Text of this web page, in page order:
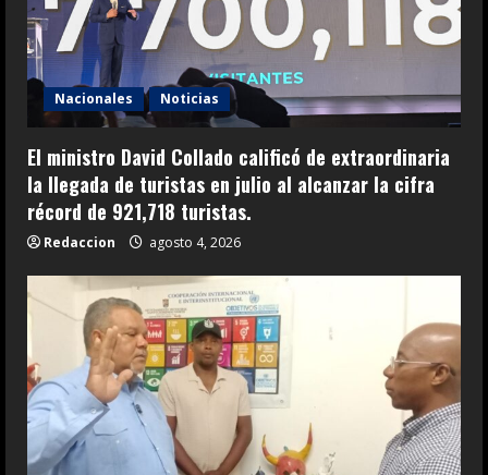
Nacionales Noticias
El ministro David Collado calificó de extraordinaria
la llegada de turistas en julio al alcanzar la cifra
récord de 921,718 turistas.
Redaccion agosto 4, 2026